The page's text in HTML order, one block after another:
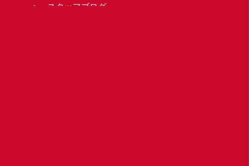
スタッフブログ